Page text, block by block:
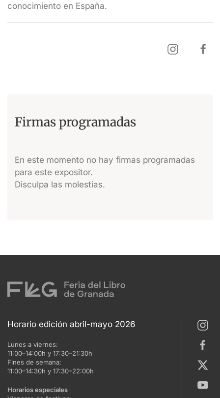
conocimiento en España.
Firmas programadas
En este momento no hay firmas programadas
para este expositor.
Disculpa las molestias.
Horario edición abril-mayo 2026
Lunes a viernes:
11:00–14:00h y 17:30–21:30h
Fines de semana:
11:00–14:30h y 17:30–22:00h
Horarios especiales